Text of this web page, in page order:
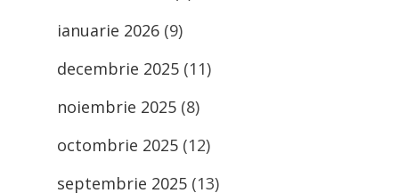
ianuarie 2026 (9)
decembrie 2025 (11)
noiembrie 2025 (8)
octombrie 2025 (12)
septembrie 2025 (13)